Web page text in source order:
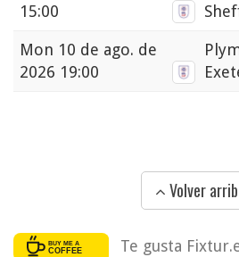
15:00
Mon 10 de ago. de
2026 19:00
Volver
Te gusta